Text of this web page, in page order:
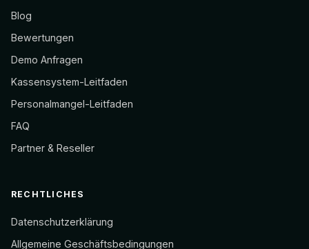
Blog
Bewertungen
Demo Anfragen
Kassensystem-Leitfaden
Personalmangel-Leitfaden
FAQ
Partner & Reseller
RECHTLICHES
Datenschutzerklärung
Allgemeine Geschäftsbedingungen